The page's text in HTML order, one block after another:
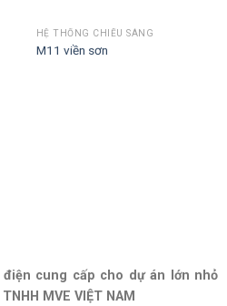
HỆ THỐNG CHIẾU SÁNG
M11 viền sơn
cung cấp cho dự án lớn nhỏ
MVE VIỆT NAM